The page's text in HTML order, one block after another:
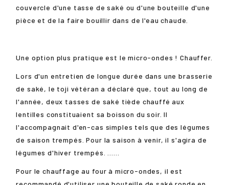
couvercle d'une tasse de saké ou d'une bouteille d'une
pièce et de la faire bouillir dans de l'eau chaude.
Une option plus pratique est le micro-ondes ! Chauffer.
Lors d'un entretien de longue durée dans une brasserie
de saké, le toji vétéran a déclaré que, tout au long de
l'année, deux tasses de saké tiède chauffé aux
lentilles constituaient sa boisson du soir. Il
l'accompagnait d'en-cas simples tels que des légumes
de saison trempés. Pour la saison à venir, il s'agira de
légumes d'hiver trempés. ......
Pour le chauffage au four à micro-ondes, il est